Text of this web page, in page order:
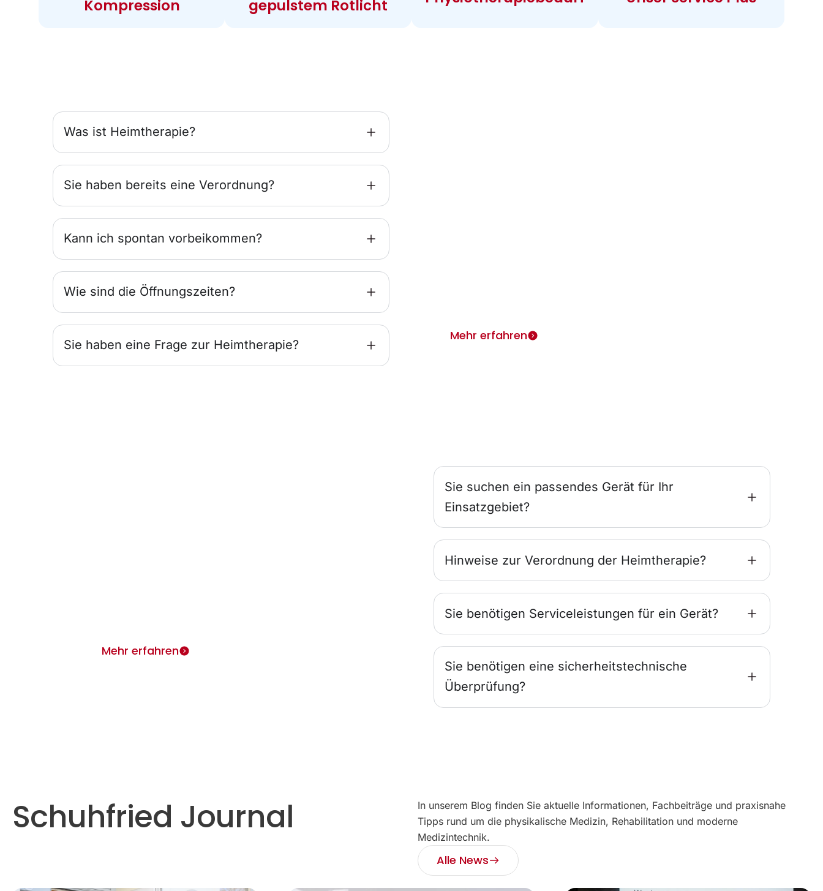
Kompression
gepulstem Rotlicht
Was ist Heimtherapie?
Sie haben bereits eine Verordnung?
Kann ich spontan vorbeikommen?
Wie sind die Öffnungszeiten?
Sie haben eine Frage zur Heimtherapie?
Mehr erfahren
Sie suchen ein passendes Gerät für Ihr
Einsatzgebiet?
Hinweise zur Verordnung der Heimtherapie?
Sie benötigen Serviceleistungen für ein Gerät?
Sie benötigen eine sicherheitstechnische
Überprüfung?
Mehr erfahren
Schuhfried Journal
In unserem Blog finden Sie aktuelle Informationen, Fachbeiträge und praxisnahe
Tipps rund um die physikalische Medizin, Rehabilitation und moderne
Medizintechnik.
Alle News